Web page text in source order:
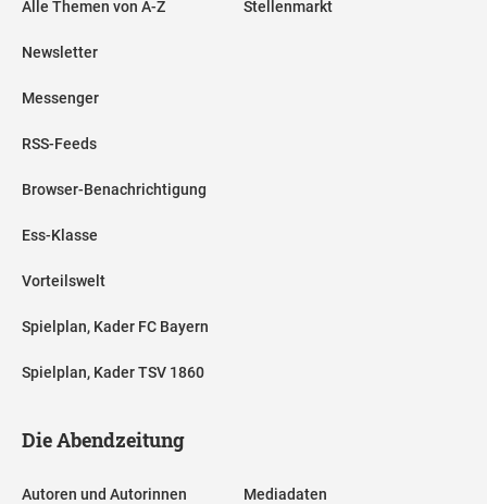
Alle Themen von A-Z
Newsletter
Messenger
RSS-Feeds
Browser-Benachrichtigung
Ess-Klasse
Vorteilswelt
Spielplan, Kader FC Bayern
Spielplan, Kader TSV 1860
Stellenmarkt
Die Abendzeitung
Autoren und Autorinnen Mediadaten